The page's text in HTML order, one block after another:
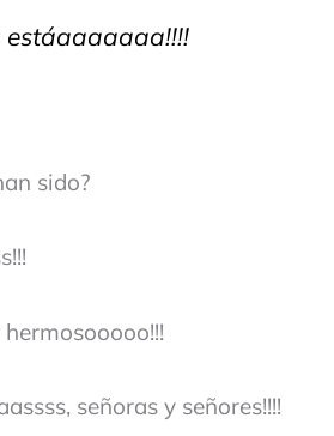
estáaaaaaaa!!!!
sido?
hermosooooo!!!
señoras y señores!!!!